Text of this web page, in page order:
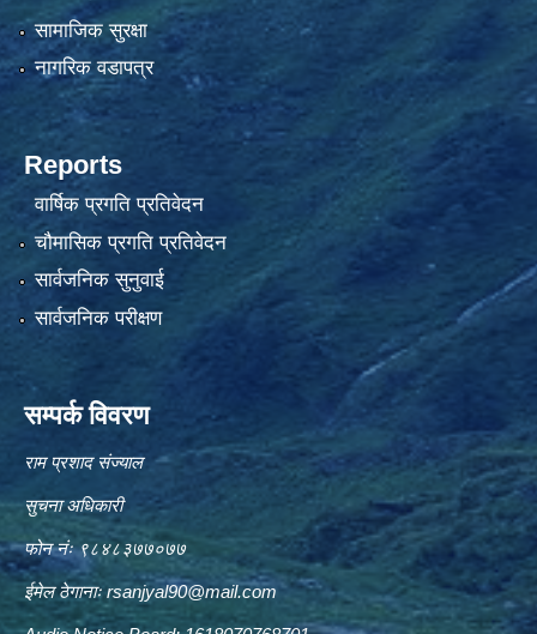
सामाजिक सुरक्षा
नागरिक वडापत्र
Reports
वार्षिक प्रगति प्रतिवेदन
चौमासिक प्रगति प्रतिवेदन
सार्वजनिक सुनुवाई
सार्वजनिक परीक्षण
सम्पर्क विवरण
राम प्रशाद संज्याल
सुचना अधिकारी
फोन नंः ९८४८३७७०७७
ईमेल ठेगानाःrsanjyal90@mail.com